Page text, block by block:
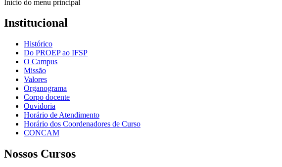
Início do menu principal
Institucional
Histórico
Do PROEP ao IFSP
O Campus
Missão
Valores
Organograma
Corpo docente
Ouvidoria
Horário de Atendimento
Horário dos Coordenadores de Curso
CONCAM
Nossos Cursos